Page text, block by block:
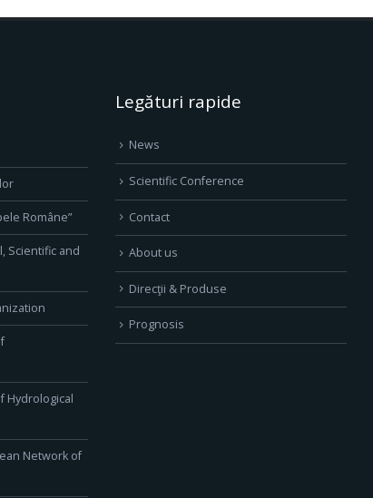
Române”
Scientific and
Hydrological
Network of
Legături rapide
News
Scientific Conference
Contact
About us
Direcţii & Produse
Prognosis